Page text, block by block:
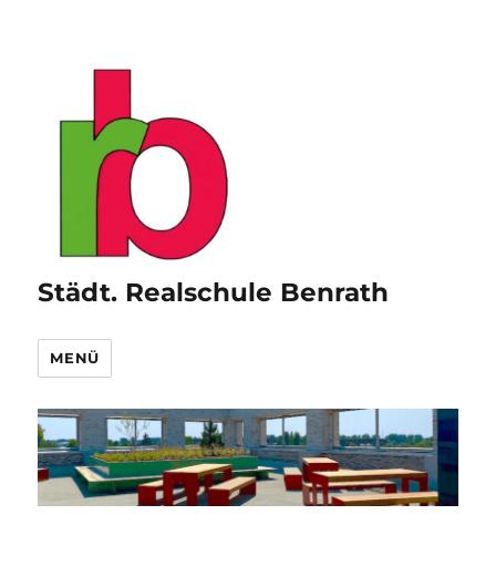
Städt. Realschule Benrath
MENÜ